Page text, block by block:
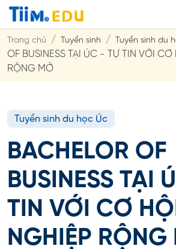
Trang chủ Tuyển sinh Tuyển sinh du
OF BUSINESS TẠI ÚC - TỰ TIN VỚI CƠ
RỘNG MỞ
Tuyển sinh du học Úc
BACHELOR OF
BUSINESS TẠI
TIN VỚI CƠ
NGHIỆP RỘNG